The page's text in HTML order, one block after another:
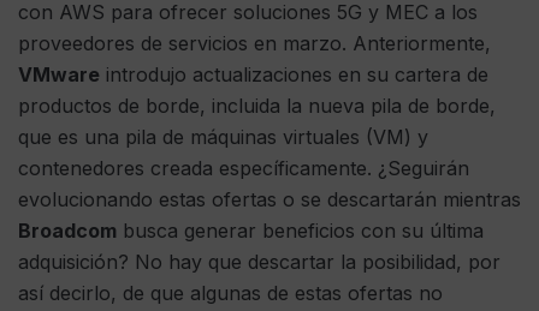
con AWS para ofrecer soluciones 5G y MEC a los
proveedores de servicios en marzo. Anteriormente,
VMware introdujo actualizaciones en su cartera de
productos de borde, incluida la nueva pila de borde,
que es una pila de máquinas virtuales (VM) y
contenedores creada específicamente. ¿Seguirán
evolucionando estas ofertas o se descartarán mientras
Broadcom busca generar beneficios con su última
adquisición? No hay que descartar la posibilidad, por
así decirlo, de que algunas de estas ofertas no